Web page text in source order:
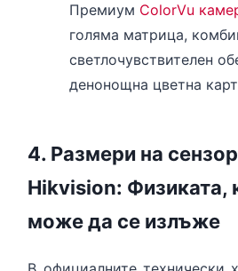
Премиум ColorVu
голяма матрица,
светлочувствителен
денонощна цветна
4. Размери на
Hikvision: Физиката,
може да се излъже